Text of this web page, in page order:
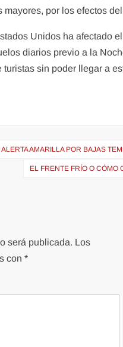
por los efectos
Unidos ha afectado
diarios previo a la
sin poder llegar a
AMARILLA POR BAJAS
EL FRENTE FRÍO O CÓMO
será publicada. Los
con*